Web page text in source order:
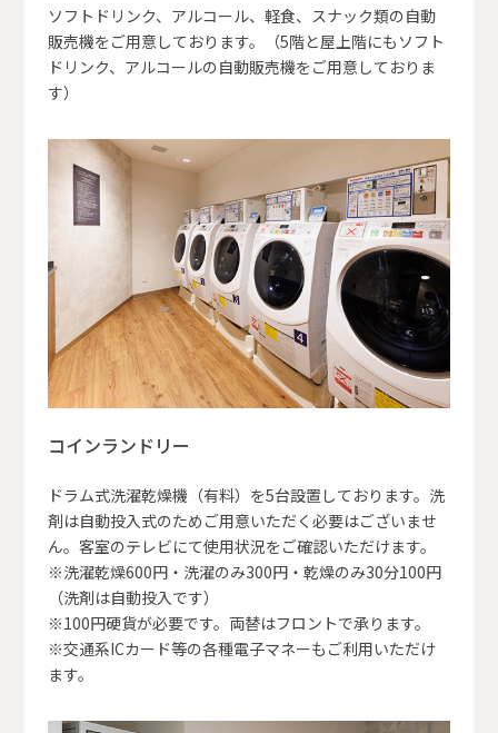
ソフトドリンク、アルコール、軽食、スナック類の自動
販売機をご用意しております。（5階と屋上階にもソフト
ドリンク、アルコールの自動販売機をご用意しておりま
す）
コインランドリー
ドラム式洗濯乾燥機（有料）を5台設置しております。洗
剤は自動投入式のためご用意いただく必要はございませ
ん。客室のテレビにて使用状況をご確認いただけます。
※洗濯乾燥600円・洗濯のみ300円・乾燥のみ30分100円
（洗剤は自動投入です）
※100円硬貨が必要です。両替はフロントで承ります。
※交通系ICカード等の各種電子マネーもご利用いただけ
ます。